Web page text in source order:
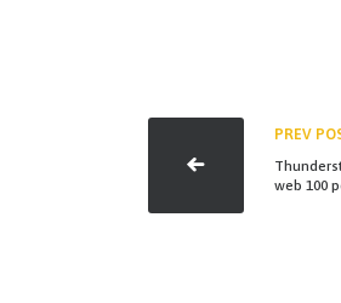
PREV
web 100